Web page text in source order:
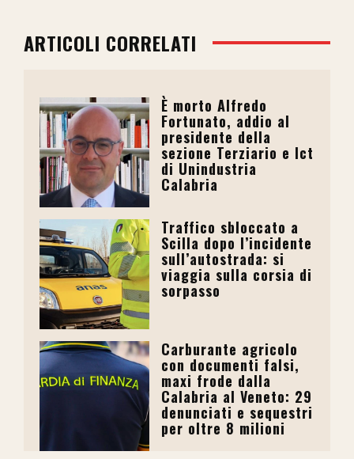
ARTICOLI CORRELATI
È morto Alfredo
Fortunato, addio al
presidente della
sezione Terziario e Ict
di Unindustria
Calabria
Traffico sbloccato a
Scilla dopo l’incidente
sull’autostrada: si
viaggia sulla corsia di
sorpasso
Carburante agricolo
con documenti falsi,
maxi frode dalla
Calabria al Veneto: 29
denunciati e sequestri
per oltre 8 milioni